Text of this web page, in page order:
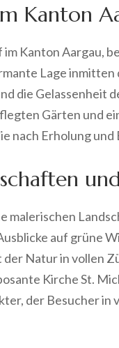
Kanton
Kanton Aargau,
Lage
die Gelassenheit
Gärten und
nach Erholung und
malerischen
auf grüne
der Natur in vollen
Kirche St.
der Besucher